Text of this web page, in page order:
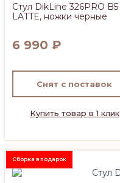
Стул DikLine 326PRO B5
LATTE, ножки черные
6 990 ₽
Снят с поставок
Купить товар в 1 клик
Сборка в подарок